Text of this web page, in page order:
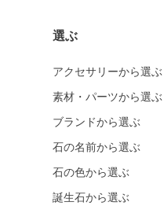
選ぶ
アクセサリーから選ぶ
素材・パーツから選ぶ
ブランドから選ぶ
石の名前から選ぶ
石の色から選ぶ
誕生石から選ぶ